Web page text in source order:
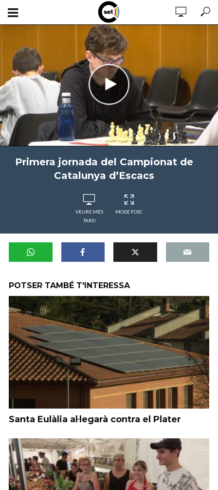
Primera jornada del Campionat de
Catalunya d’Escacs
VEURE MÉS
TARD
MODE FOSC
POTSER TAMBÉ T'INTERESSA
Santa Eulàlia al·legarà contra el Plater